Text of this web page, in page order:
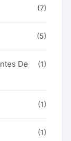
(7)
(5)
De
(1)
(1)
(1)